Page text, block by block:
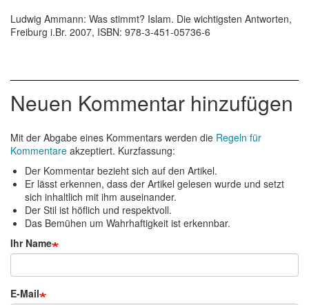
Ludwig Ammann: Was stimmt? Islam. Die wichtigsten Antworten,
Freiburg i.Br. 2007, ISBN: 978-3-451-05736-6
Neuen Kommentar hinzufügen
Mit der Abgabe eines Kommentars werden die Regeln für
Kommentare akzeptiert. Kurzfassung:
Der Kommentar bezieht sich auf den Artikel.
Er lässt erkennen, dass der Artikel gelesen wurde und setzt
sich inhaltlich mit ihm auseinander.
Der Stil ist höflich und respektvoll.
Das Bemühen um Wahrhaftigkeit ist erkennbar.
Ihr Name
E-Mail